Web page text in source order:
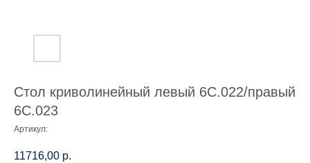
Стол криволинейный левый 6С.022/правый
6С.023
Артикул:
11716,00 р.